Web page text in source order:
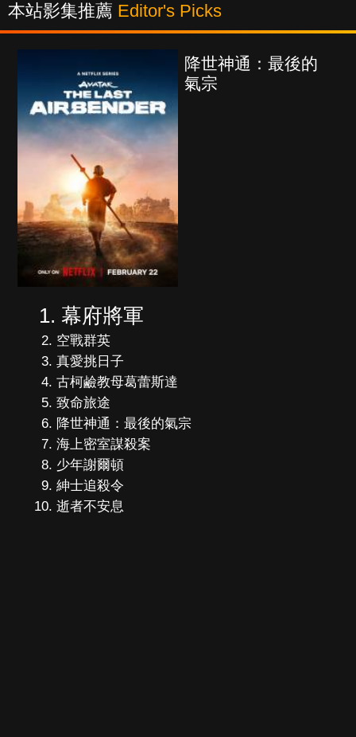
本站影集推薦 Editor's Picks
降世神通：最後的
氣宗
幕府將軍
空戰群英
真愛挑日子
古柯鹼教母葛蕾斯達
致命旅途
降世神通：最後的氣宗
海上密室謀殺案
少年謝爾頓
紳士追殺令
逝者不安息